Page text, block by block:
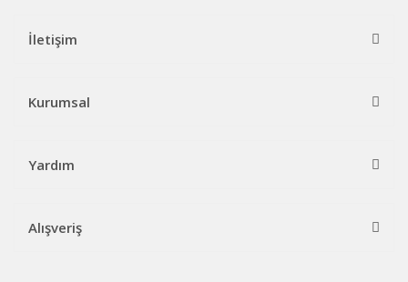
İletişim
Kurumsal
Yardım
Alışveriş